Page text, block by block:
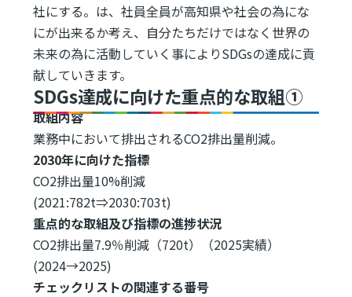
社にする。は、社員全員が高知県や社会の為にな
にが出来るか考え、自分たちだけではなく世界の
未来の為に活動していく事によりSDGsの達成に貢
献していきます。
SDGs達成に向けた重点的な取組①
取組内容
業務中において排出されるCO2排出量削減。
2030年に向けた指標
CO2排出量10%削減
(2021:782t⇒2030:703t)
重点的な取組及び指標の進捗状況
CO2排出量7.9％削減（720t）（2025実績）
(2024→2025)
チェックリストの関連する番号